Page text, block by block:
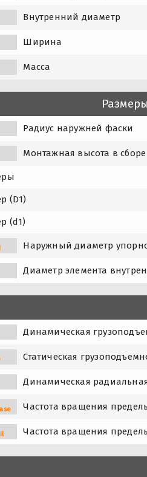
Внутренний диаметр
Ширина
Масса
Радиус наружней фаски
Монтажная высота в сборе
(D1)
(d1)
Наружный диаметр
Диаметр элемента
Динамическая
Статическая
Динамическая
Частота вращения
Частота вращения